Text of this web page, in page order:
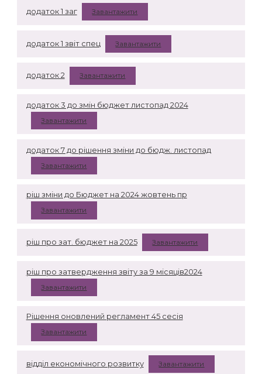
додаток 1 заг Завантажити
додаток 1 звіт спец Завантажити
додаток 2 Завантажити
додаток 3 до змін бюджет листопад 2024
Завантажити
додаток 7 до рішення зміни до бюдж. листопад
Завантажити
ріш зміни до Бюджет на 2024 жовтень пр
Завантажити
ріш про зат. бюджет на 2025 Завантажити
ріш про затвердження звіту за 9 місяців2024
Завантажити
Рішення оновлений регламент 45 сесія
Завантажити
відділ економічного розвитку Завантажити